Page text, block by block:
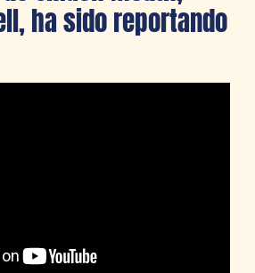
ha sido reportando